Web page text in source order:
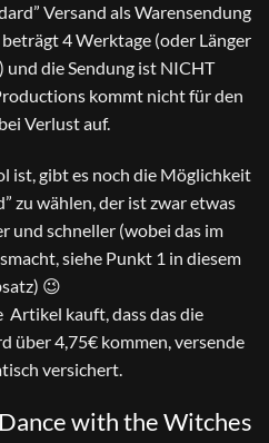
Versand als Warensendung
4 Werktage (oder Länger
und die Sendung ist NICHT
kommt nicht für den
Verlust auf.
ist, gibt es noch die Möglichkeit
zu wählen, der ist zwar etwas
und schneller (wobei das im
siehe Punkt 1 in diesem
😉
Artikel kauft, dass das die
über 4,75€ kommen, versende
versichert.
with the Witches